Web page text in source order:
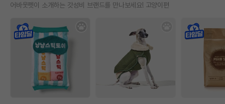
어바웃펫이 소개하는 갓성비 브랜드를 만나보세요! 고양이편